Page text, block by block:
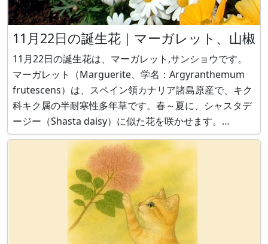
11月22日の誕生花｜マーガレット、山椒
11月22日の誕生花は、マーガレット,サンショウです。
マーガレット（Marguerite、学名：Argyranthemum
frutescens）は、スペイン領カナリア諸島原産で、キク
科キク属の半耐寒性多年草です。春～夏に、シャスタデ
ージー（Shasta daisy）に似た花を咲かせます。
Margueriteとは、ギリシャ語で、真珠という意味です。
マーガレットの花は、シャスタデージーより小さく